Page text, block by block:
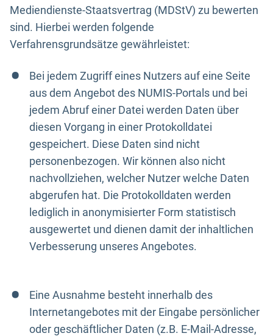
Mediendienste-Staatsvertrag (MDStV) zu bewerten
sind. Hierbei werden folgende
Verfahrensgrundsätze gewährleistet:
Bei jedem Zugriff eines Nutzers auf eine Seite
aus dem Angebot des NUMIS-Portals und bei
jedem Abruf einer Datei werden Daten über
diesen Vorgang in einer Protokolldatei
gespeichert. Diese Daten sind nicht
personenbezogen. Wir können also nicht
nachvollziehen, welcher Nutzer welche Daten
abgerufen hat. Die Protokolldaten werden
lediglich in anonymisierter Form statistisch
ausgewertet und dienen damit der inhaltlichen
Verbesserung unseres Angebotes.
Eine Ausnahme besteht innerhalb des
Internetangebotes mit der Eingabe persönlicher
oder geschäftlicher Daten (z.B. E-Mail-Adresse,